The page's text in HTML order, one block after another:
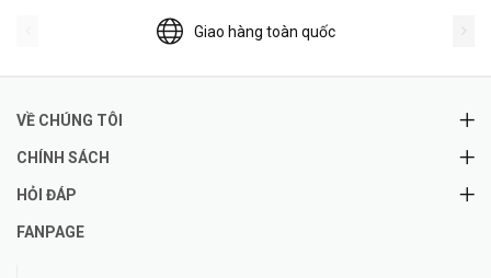
Giao hàng toàn quốc
VỀ CHÚNG TÔI
CHÍNH SÁCH
HỎI ĐÁP
FANPAGE